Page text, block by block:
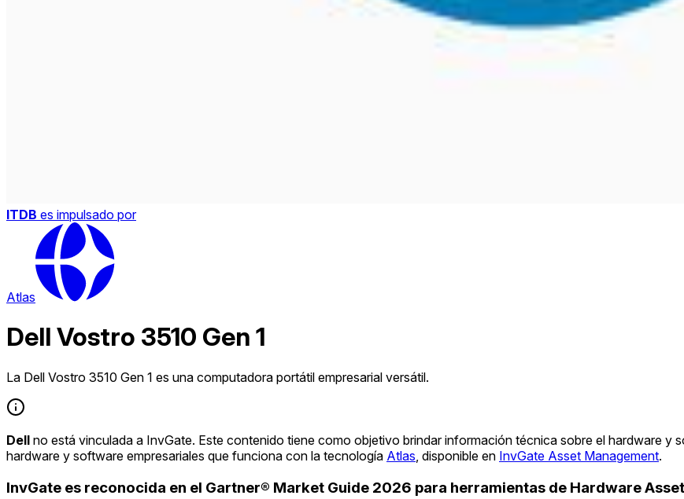
ITDB es impulsado por
Atlas
Dell Vostro 3510 Gen 1
La Dell Vostro 3510 Gen 1 es una computadora portátil empresarial versátil.
Dell no está vinculada a InvGate. Este contenido tiene como objetivo brindar información técnica sobre el hardware y
hardware y software empresariales que funciona con la tecnología Atlas , disponible en InvGate Asset Management.
InvGate es reconocida en el Gartner® Market Guide 2026 para herramientas de Hardware